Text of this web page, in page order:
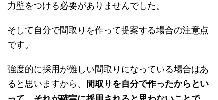
力壁をつける必要がありませんでした。
そして自分で間取りを作って提案する場合の注意点
です。
強度的に採用が難しい間取りになっている場合はあ
ると思いますから、 間取りを自分で作ったからとい